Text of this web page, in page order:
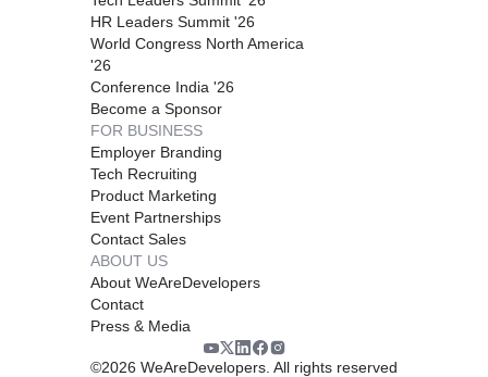
HR Leaders Summit '26
World Congress North America
'26
Conference India '26
Become a Sponsor
FOR BUSINESS
Employer Branding
Tech Recruiting
Product Marketing
Event Partnerships
Contact Sales
ABOUT US
About WeAreDevelopers
Contact
Press & Media
©2026 WeAreDevelopers. All rights reserved